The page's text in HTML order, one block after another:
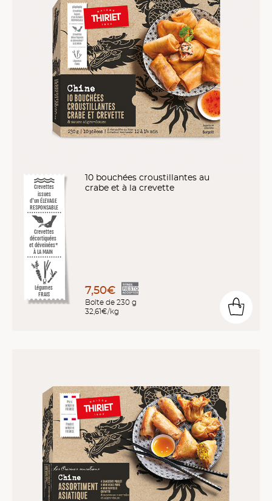
Légumes
FRAIS
Crevettes
décortiquées
et déveinées*
À LA MAIN
Crevettes
issues
d'un ÉLEVAGE
RESPONSABLE
10 bouchées croustillantes au
crabe et à la crevette
7,50€
Boîte de 230 g
32,61€/kg